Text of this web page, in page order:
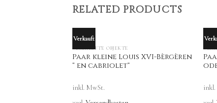
RELATED PRODUCTS
Verkauft
OUT OF STOCK
VERKAUFTE OBJEKTE
Paar kleine Louis XVI-Bèrgèren
“ en cabriolet“
inkl. MwSt.
inkl.